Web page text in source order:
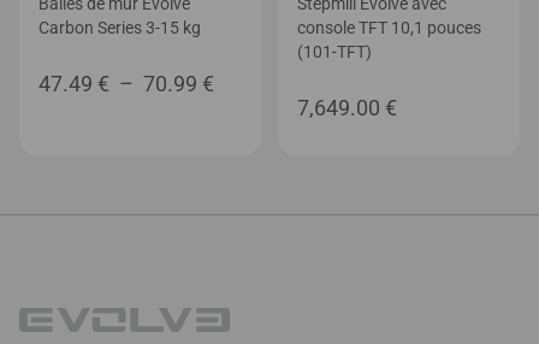
Carbon Series 3-15 kg
47.49 € – 70.99 €
à
console TFT 10,1 pouces
(101-TFT)
7,649.00 €